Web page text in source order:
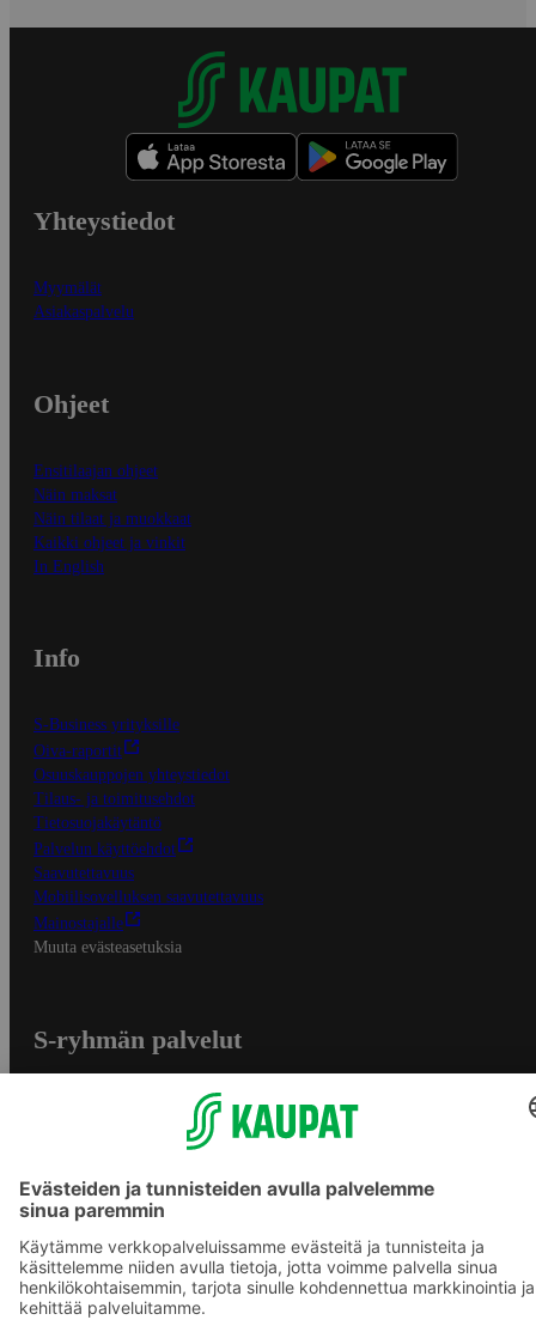
Yhteystiedot
Myymälät
Asiakaspalvelu
Ohjeet
Ensitilaajan ohjeet
Näin maksat
Näin tilaat ja muokkaat
Kaikki ohjeet ja vinkit
In English
Info
S-Business yrityksille
Oiva-raportit
Osuuskauppojen yhteystiedot
Tilaus- ja toimitusehdot
Tietosuojakäytäntö
Palvelun käyttöehdot
Saavutettavuus
Mobiilisovelluksen saavutettavuus
Mainostajalle
Muuta evästeasetuksia
S-ryhmän palvelut
S-ostoslista -sovellus
Prisma.fi
Sokos.fi
S-Pankki
Yhteishyvä